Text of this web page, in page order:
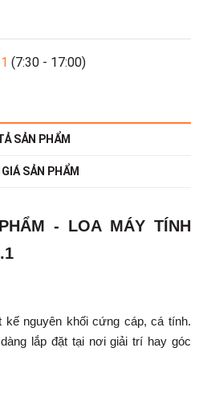
(7:30 - 17:00)
SẢN PHẨM
SẢN PHẨM
- LOA MÁY TÍNH
kế nguyên khối cứng cáp, cá tính.
lắp đặt tại nơi giải trí hay góc